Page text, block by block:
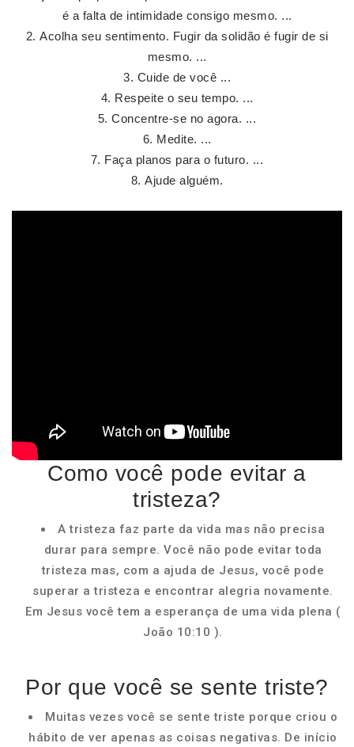
é a falta de intimidade consigo mesmo. ...
Acolha seu sentimento. Fugir da solidão é fugir de si
mesmo. ...
Cuide de você ...
Respeite o seu tempo. ...
Concentre-se no agora. ...
Medite. ...
Faça planos para o futuro. ...
Ajude alguém.
Como você pode evitar a
tristeza?
A tristeza faz parte da vida mas não precisa
durar para sempre. Você não pode evitar toda
tristeza mas, com a ajuda de Jesus, você pode
superar a tristeza e encontrar alegria novamente.
Em Jesus você tem a esperança de uma vida plena (
João 10:10 ).
Por que você se sente triste?
Muitas vezes você se sente triste porque criou o
hábito de ver apenas as coisas negativas. De início